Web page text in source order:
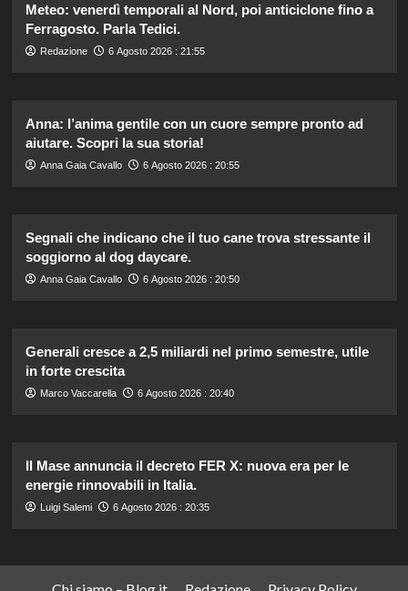
Meteo: venerdì temporali al Nord, poi anticiclone fino a
Ferragosto. Parla Tedici.
Redazione 6 Agosto 2026 : 21:55
Anna: l’anima gentile con un cuore sempre pronto ad
aiutare. Scopri la sua storia!
Anna Gaia Cavallo 6 Agosto 2026 : 20:55
Segnali che indicano che il tuo cane trova stressante il
soggiorno al dog daycare.
Anna Gaia Cavallo 6 Agosto 2026 : 20:50
Generali cresce a 2,5 miliardi nel primo semestre, utile
in forte crescita
Marco Vaccarella 6 Agosto 2026 : 20:40
Il Mase annuncia il decreto FER X: nuova era per le
energie rinnovabili in Italia.
Luigi Salemi 6 Agosto 2026 : 20:35